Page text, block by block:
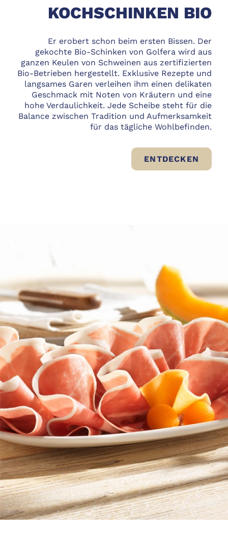
KOCHSCHINKEN BIO
Er erobert schon beim ersten Bissen. Der
gekochte Bio-Schinken von Golfera wird aus
ganzen Keulen von Schweinen aus zertifizierten
Bio-Betrieben hergestellt. Exklusive Rezepte und
langsames Garen verleihen ihm einen delikaten
Geschmack mit Noten von Kräutern und eine
hohe Verdaulichkeit. Jede Scheibe steht für die
Balance zwischen Tradition und Aufmerksamkeit
für das tägliche Wohlbefinden.
ENTDECKEN